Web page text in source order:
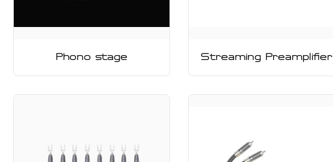
Phono stage Streaming Preamplifier